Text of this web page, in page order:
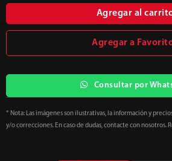
Agregar al
Agregar a
Consultar por
* Nota: Las imágenes son ilustrativas, la información y
y/o correcciones. En caso de dudas, contacte con nosotros.